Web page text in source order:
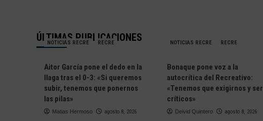
ÚLTIMAS PUBLICACIONES
NOTICIAS RECRE RECRE
Aitor García pone el dedo en la
llaga tras el 0-3: «Si queremos
subir, tenemos que ponernos
las pilas»
Matias Hermoso agosto 8, 2026
NOTICIAS RECRE RECRE
Bonaque pone voz a la
autocrítica del Recreativo:
«Tenemos que exigirnos y ser
críticos»
Deivid Quintero agosto 8, 2026